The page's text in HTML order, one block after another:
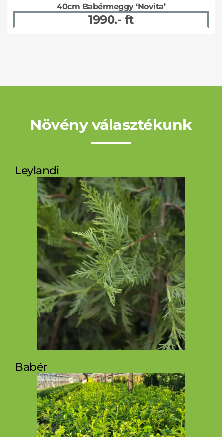
40cm Babérmeggy ‘Novita’
1990.- ft
Növény választékunk
Leylandi
Babér